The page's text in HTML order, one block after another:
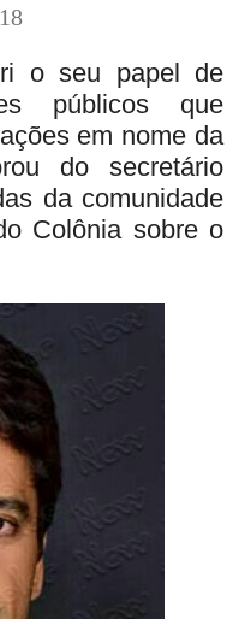
o seu papel de
públicos que
em nome da
do secretário
da comunidade
Colônia sobre o